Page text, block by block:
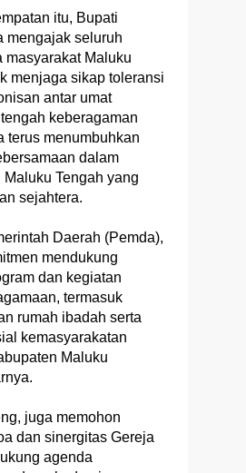
itu, Bupati
mengajak seluruh
masyarakat Maluku
menjaga sikap toleransi
antar umat
keberagaman
terus menumbuhkan
dalam
Maluku Tengah yang
sejahtera.
Daerah (Pemda),
mendukung
dan kegiatan
termasuk
rumah ibadah serta
kemasyarakatan
Maluku
juga memohon
dan sinergitas Gereja
agenda